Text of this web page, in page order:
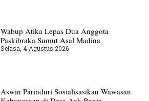
Wabup Atika Lepas Dua Anggota
Paskibraka Sumut Asal Madina
Selasa, 4 Agustus 2026
Aswin Parinduri Sosialisasikan Wawasan